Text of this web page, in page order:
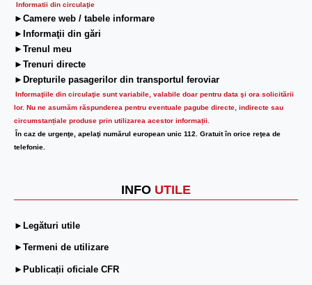
Informatii din circulaţie
►Camere web / tabele informare
►Informaţii din gări
►Trenul meu
►Trenuri directe
►Drepturile pasagerilor din transportul feroviar
Informaţiile din circulaţie sunt variabile, valabile doar pentru data şi ora solicitării
lor. Nu ne asumăm răspunderea pentru eventuale pagube directe, indirecte sau
circumstanțiale produse prin utilizarea acestor informații.
În caz de urgenţe, apelaţi numărul european unic 112. Gratuit în orice reţea de
telefonie.
INFO UTILE
►Legături utile
►Termeni de utilizare
►Publicații oficiale CFR